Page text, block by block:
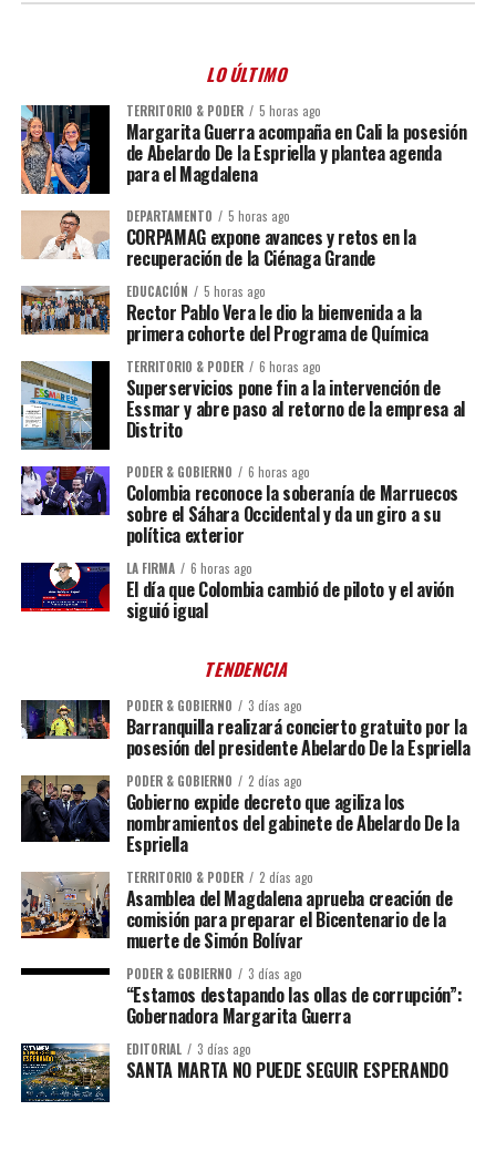
LO ÚLTIMO
TERRITORIO & PODER 5 horas ago
Margarita Guerra acompaña en Cali la posesión
de Abelardo De la Espriella y plantea agenda
para el Magdalena
DEPARTAMENTO 5 horas ago
CORPAMAG expone avances y retos en la
recuperación de la Ciénaga Grande
EDUCACIÓN 5 horas ago
Rector Pablo Vera le dio la bienvenida a la
primera cohorte del Programa de Química
TERRITORIO & PODER 6 horas ago
Superservicios pone fin a la intervención de
Essmar y abre paso al retorno de la empresa al
Distrito
PODER & GOBIERNO 6 horas ago
Colombia reconoce la soberanía de Marruecos
sobre el Sáhara Occidental y da un giro a su
política exterior
LA FIRMA 6 horas ago
El día que Colombia cambió de piloto y el avión
siguió igual
TENDENCIA
PODER & GOBIERNO 3 días ago
Barranquilla realizará concierto gratuito por la
posesión del presidente Abelardo De la Espriella
PODER & GOBIERNO 2 días ago
Gobierno expide decreto que agiliza los
nombramientos del gabinete de Abelardo De la
Espriella
TERRITORIO & PODER 2 días ago
Asamblea del Magdalena aprueba creación de
comisión para preparar el Bicentenario de la
muerte de Simón Bolívar
PODER & GOBIERNO 3 días ago
“Estamos destapando las ollas de corrupción”:
Gobernadora Margarita Guerra
EDITORIAL 3 días ago
SANTA MARTA NO PUEDE SEGUIR ESPERANDO